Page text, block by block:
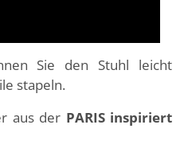
Sie den Stuhl leicht
stapeln.
aus der PARIS inspiriert